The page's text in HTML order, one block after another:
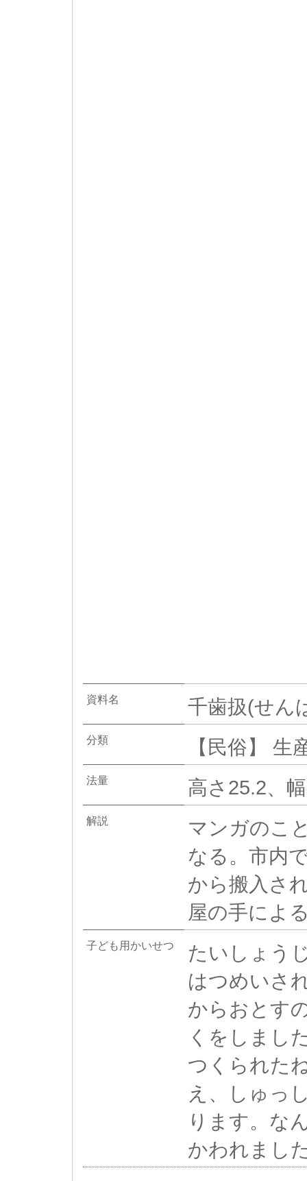
資料名 千歯扱(せん
分類 【民俗】 生
法量 高さ25.2、
解説
マンガのこ
なる。市内
から搬入さ
屋の手によ
子ども用かいせつ
たいしょう
はつめいさ
からおとす
くをしまし
つくられた
え、しゅっ
ります。な
かわれまし